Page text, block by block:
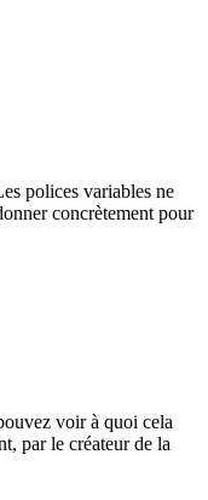
polices variables ne
concrètement pour
voir à quoi cela
par le créateur de la